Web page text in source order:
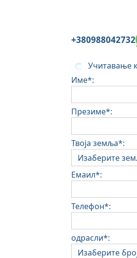
+380988042732
Учитавање
Име*:
Презиме*:
Твоја земља*:
Емаил*:
Телефон*:
одрасли*: